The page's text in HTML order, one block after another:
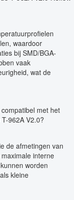
waardoor
bij SMD/BGA-
vaak
wat de
met het
962A V2.0?
de afmetingen van
interne
worden
kleine